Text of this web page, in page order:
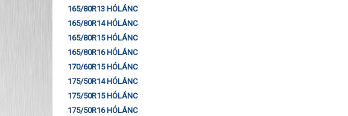
165/80R13 HÓLÁNC
165/80R14 HÓLÁNC
165/80R15 HÓLÁNC
165/80R16 HÓLÁNC
170/60R15 HÓLÁNC
175/50R14 HÓLÁNC
175/50R15 HÓLÁNC
175/50R16 HÓLÁNC